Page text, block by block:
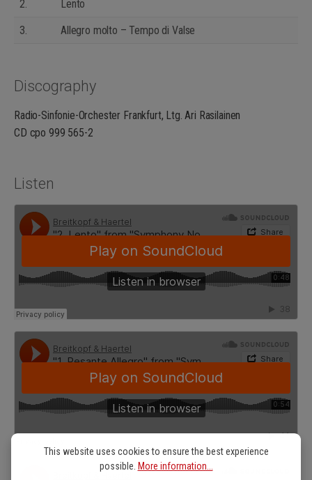
2.
Lento
3.
Allegro molto – Tempo di Valse
Discography
Radio-Sinfonie-Orchester Frankfurt, Ltg. Ari Rasilainen
CD cpo 999 565-2
Listen
This website uses cookies to ensure the best experience
possible. More information...